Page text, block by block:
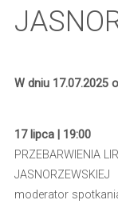
W dniu 17.07.2025
17 lipca | 19:00
PRZEBARWIENIA
JASNORZEWSKIEJ
moderator